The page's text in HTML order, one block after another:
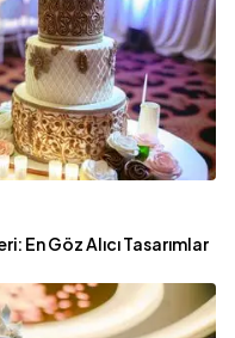
En Göz Alıcı Tasarımlar